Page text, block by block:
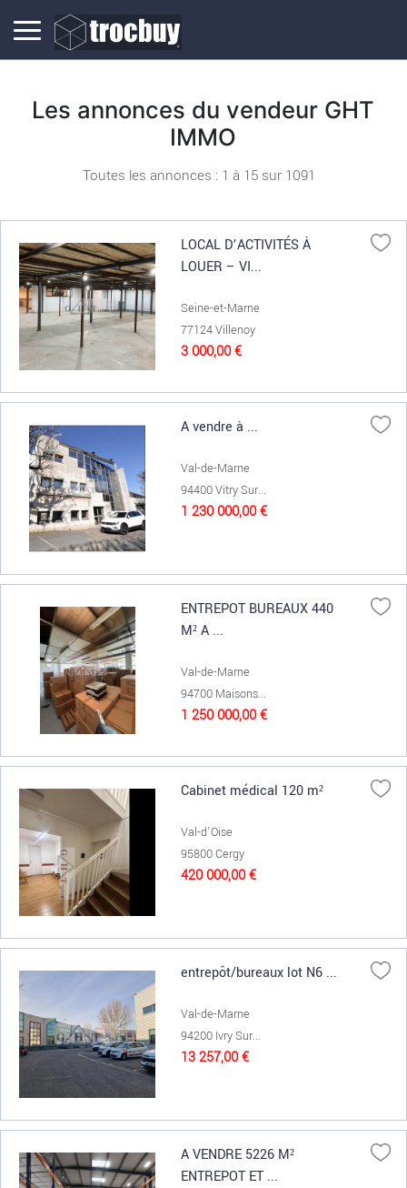
Les annonces du vendeur GHT
IMMO
Toutes les annonces : 1 à 15sur 1091
LOCAL D’ACTIVITÉS À
LOUER – VI...
Seine-et-Marne
77124 Villenoy
3 000,00 €
A vendre à ...
Val-de-Marne
94400 Vitry Sur...
1 230 000,00 €
ENTREPOT BUREAUX 440
M² A ...
Val-de-Marne
94700 Maisons...
1 250 000,00 €
Cabinet médical 120 m²
Val-d'Oise
95800 Cergy
420 000,00 €
entrepôt/bureaux lot N6 ...
Val-de-Marne
94200 Ivry Sur...
13 257,00 €
A VENDRE 5226 M²
ENTREPOT ET ...